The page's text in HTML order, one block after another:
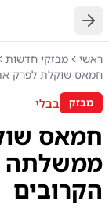
חזרה
ראשי
מבזקי חדשות
חמאס שוקלת לפרק
מבזק בבלי
חמאס
ממשלתה
הקרובים